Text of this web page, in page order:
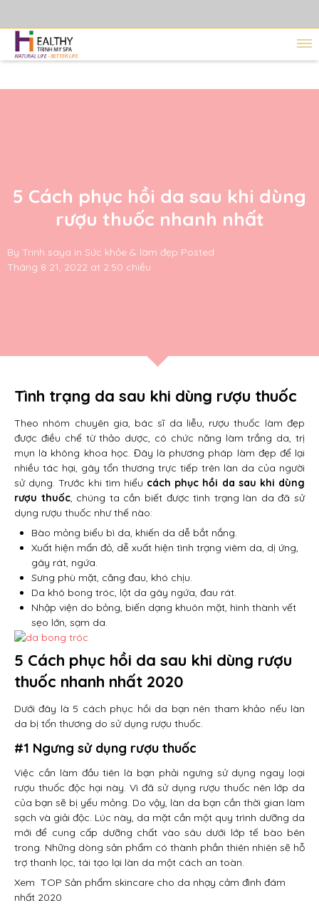
5 Cách phục hồi da sau khi dùng
rượu thuốc nhanh nhất
By Trinh saya in Sức khỏe & làm đẹp Posted
Tháng 8 21, 2022 at 2:50 chiều
Tình trạng da sau khi dùng rượu thuốc
Theo nhóm chuyên gia, bác sĩ da liễu, rượu thuốc làm đẹp
được điều chế từ thảo dược, có chức năng làm trắng da, trị
mụn là không khoa học. Đây là phương pháp làm đẹp để lại
nhiều tác hại, gây tổn thương trực tiếp trên làn da của người
sử dụng. Trước khi tìm hiểu cách phục hồi da sau khi dùng
rượu thuốc, chúng ta cần biết được tình trạng làn da đã sử
dụng rượu thuốc như thế nào:
Bào mỏng biểu bì da, khiến da dễ bắt nắng.
Xuất hiện mẩn đỏ, dễ xuất hiện tình trạng viêm da, dị ứng,
gây rát, ngứa.
Sưng phù mặt, căng đau, khó chịu.
Da khô bong tróc, lột da gây ngứa, đau rát.
Nhập viện do bỏng, biến dạng khuôn mặt, hình thành vết
sẹo lớn, sạm da.
5 Cách phục hồi da sau khi dùng rượu
thuốc nhanh nhất 2020
Dưới đây là 5 cách phục hồi da bạn nên tham khảo nếu làn
da bị tổn thương do sử dụng rượu thuốc.
#1 Ngưng sử dụng rượu thuốc
Việc cần làm đầu tiên là bạn phải ngưng sử dụng ngay loại
rượu thuốc độc hại này. Vì đã sử dụng rượu thuốc nên lớp da
của bạn sẽ bị yếu mỏng. Do vậy, làn da bạn cần thời gian làm
sạch và giải độc. Lúc này, da mặt cần một quy trình dưỡng da
mới để cung cấp dưỡng chất vào sâu dưới lớp tế bào bên
trong. Những dòng sản phẩm có thành phần thiên nhiên sẽ hỗ
trợ thanh lọc, tái tạo lại làn da một cách an toàn.
Xem TOP Sản phẩm skincare cho da nhạy cảm đình đám
nhất 2020